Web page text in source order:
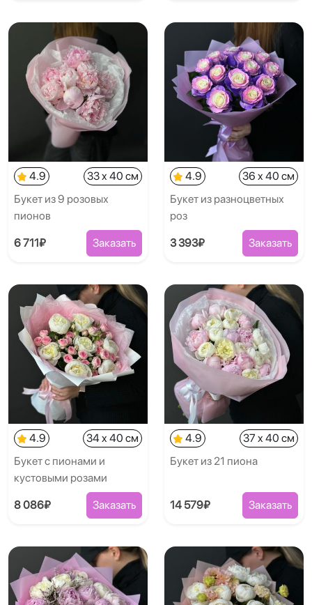
4.9
33 x 40 см
Букет из 9 розовых
пионов
6 711₽ Заказать
4.9
36 x 40 см
Букет из разноцветных
роз
3 393₽ Заказать
4.9
34 x 40 см
Букет с пионами и
кустовыми розами
8 086₽ Заказать
4.9
37 x 40 см
Букет из 21 пиона
14 579₽ Заказать